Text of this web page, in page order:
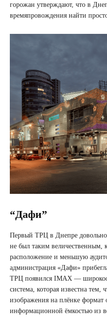
горожан утверждают, что в
времяпровождения найти
“Дафи”
Первый ТРЦ в Днепре довольно
не был таким величественным,
расположение и меньшую
администрация «Дафи»
ТРЦ появился IMAX —
система, которая известна тем,
изображения на плёнке формат
информационной ёмкостью из